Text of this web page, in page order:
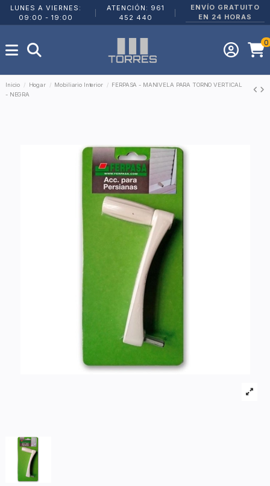
LUNES A VIERNES:
09:00 - 19:00
ATENCIÓN: 961
452 440
ENVÍO GRATUITO
EN 24 HORAS
0
Inicio Hogar Mobiliario Interior
FERPASA - MANIVELA PARA TORNO VERTICAL
- NEGRA